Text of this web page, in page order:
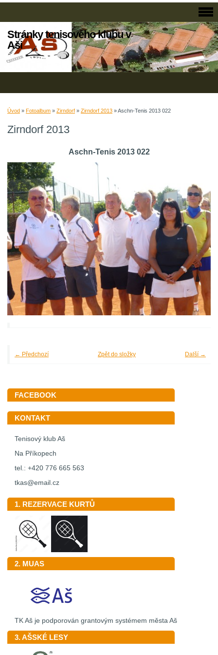
Stránky tenisového klubu v
Aši
Úvod » Fotoalbum » Zirndorf » Zirndorf 2013 »Aschn-Tenis 2013 022
Zirndorf 2013
Aschn-Tenis 2013 022
← Předchozí Další →
Zpět do složky
FACEBOOK
KONTAKT
Tenisový klub Aš
Na Příkopech
tel.: +420 776 665 563
tkas@email.cz
1. REZERVACE KURTŮ
2. MUAS
TK Aš je podporován grantovým systémem města Aš
3. AŠSKÉ LESY